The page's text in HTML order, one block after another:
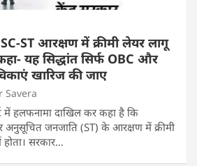
ST आरक्षण में क्रीमी लेयर लागू
यह सिद्धांत सिर्फ OBC और
खारिज की जाए
Savera
में हलफनामा दाखिल कर कहा है कि
जनजाति (ST) के आरक्षण में क्रीमी
होता। सरकार…